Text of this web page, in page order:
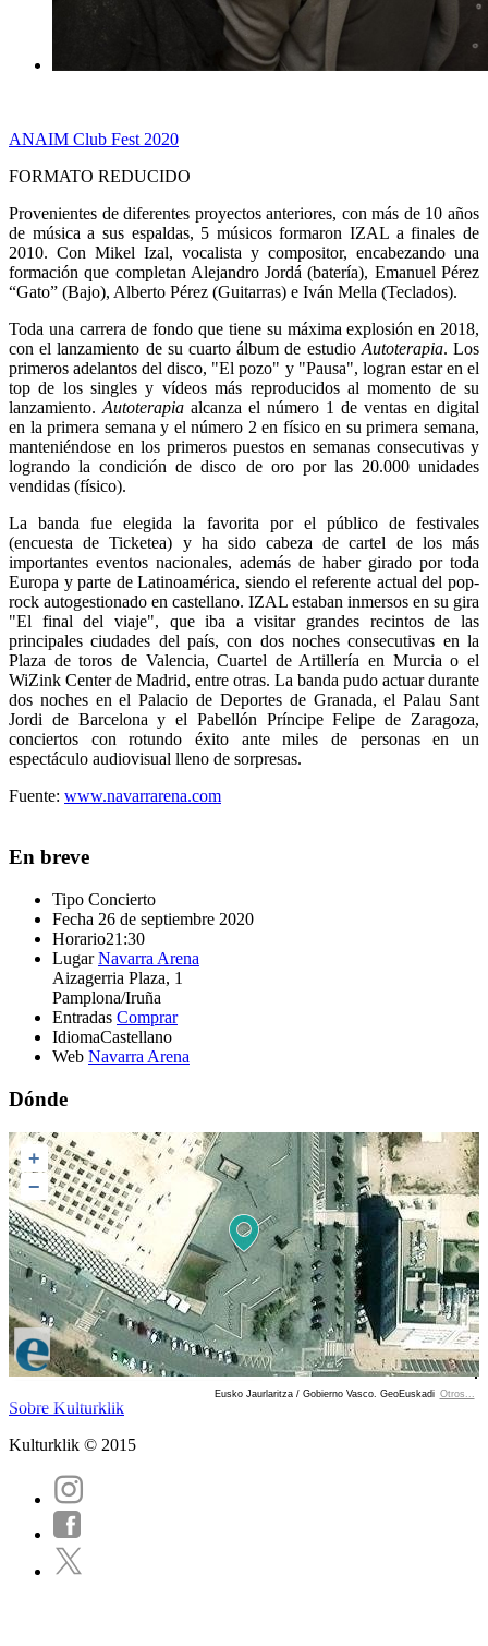
ANAIM Club Fest 2020
FORMATO REDUCIDO
Provenientes de diferentes proyectos anteriores, con más de 10 años
de música a sus espaldas, 5 músicos formaron IZAL a finales de
2010. Con Mikel Izal, vocalista y compositor, encabezando una
formación que completan Alejandro Jordá (batería), Emanuel Pérez
“Gato” (Bajo), Alberto Pérez (Guitarras) e Iván Mella (Teclados).
Toda una carrera de fondo que tiene su máxima explosión en 2018,
con el lanzamiento de su cuarto álbum de estudio Autoterapia. Los
primeros adelantos del disco, "El pozo" y "Pausa", logran estar en el
top de los singles y vídeos más reproducidos al momento de su
lanzamiento. Autoterapia alcanza el número 1 de ventas en digital
en la primera semana y el número 2 en físico en su primera semana,
manteniéndose en los primeros puestos en semanas consecutivas y
logrando la condición de disco de oro por las 20.000 unidades
vendidas (físico).
La banda fue elegida la favorita por el público de festivales
(encuesta de Ticketea) y ha sido cabeza de cartel de los más
importantes eventos nacionales, además de haber girado por toda
Europa y parte de Latinoamérica, siendo el referente actual del pop-
rock autogestionado en castellano. IZAL estaban inmersos en su gira
"El final del viaje", que iba a visitar grandes recintos de las
principales ciudades del país, con dos noches consecutivas en la
Plaza de toros de Valencia, Cuartel de Artillería en Murcia o el
WiZink Center de Madrid, entre otras. La banda pudo actuar durante
dos noches en el Palacio de Deportes de Granada, el Palau Sant
Jordi de Barcelona y el Pabellón Príncipe Felipe de Zaragoza,
conciertos con rotundo éxito ante miles de personas en un
espectáculo audiovisual lleno de sorpresas.
Fuente: www.navarrarena.com
En breve
Tipo Concierto
Fecha 26 de septiembre 2020
Horario21:30
Lugar Navarra Arena
Aizagerria Plaza, 1
Pamplona/Iruña
Entradas Comprar
IdiomaCastellano
Web Navarra Arena
Dónde
+
−
Eusko Jaurlaritza / Gobierno Vasco. GeoEuskadi Otros...
Sobre Kulturklik
Kulturklik © 2015